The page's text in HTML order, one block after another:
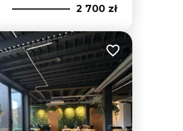
2 700 zł
Dodaj do